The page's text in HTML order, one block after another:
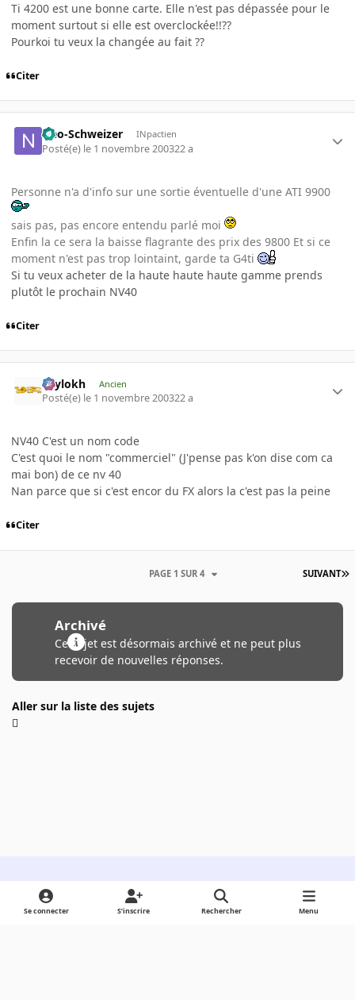
Ti 4200 est une bonne carte. Elle n'est pas dépassée pour le
moment surtout si elle est overclockée!!??
Pourkoi tu veux la changée au fait ??
Citer
Neo-Schweizer INpactien
Posté(e) le 1 novembre 200322 a
Personne n'a d'info sur une sortie éventuelle d'une ATI 9900
sais pas, pas encore entendu parlé moi
Enfin la ce sera la baisse flagrante des prix des 9800 Et si ce
moment n'est pas trop lointaint, garde ta G4ti
Si tu veux acheter de la haute haute haute gamme prends
plutôt le prochain NV40
Citer
Psylokh Ancien
Posté(e) le 1 novembre 200322 a
NV40 C'est un nom code
C'est quoi le nom "commerciel" (J'pense pas k'on dise com ca
mai bon) de ce nv 40
Nan parce que si c'est encor du FX alors la c'est pas la peine
Citer
SUIVANT
PAGE 1 SUR 4
Archivé
Ce sujet est désormais archivé et ne peut plus
recevoir de nouvelles réponses.
Aller sur la liste des sujets
Light ModeDark ModeSystem Preference
Se connecter S’inscrire Rechercher Menu